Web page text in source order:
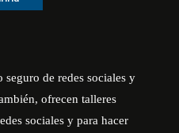
seguro de redes sociales y
ofrecen talleres
sociales y para hacer